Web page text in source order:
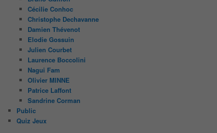
Cécilie Conhoc
Christophe Dechavanne
Damien Thévenot
Elodie Gossuin
Julien Courbet
Laurence Boccolini
Nagui Fam
Olivier MINNE
Patrice Laffont
Sandrine Corman
Public
Quiz Jeux